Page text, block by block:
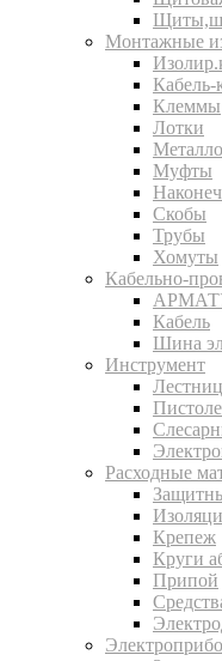
Монтажные
Кабель-
Клеммы
Лотки
Муфты
Скобы
Трубы
Хомуты
Кабельно-
Кабель
Шина
Инструмент
Расходные
Крепеж
Круги
Припой